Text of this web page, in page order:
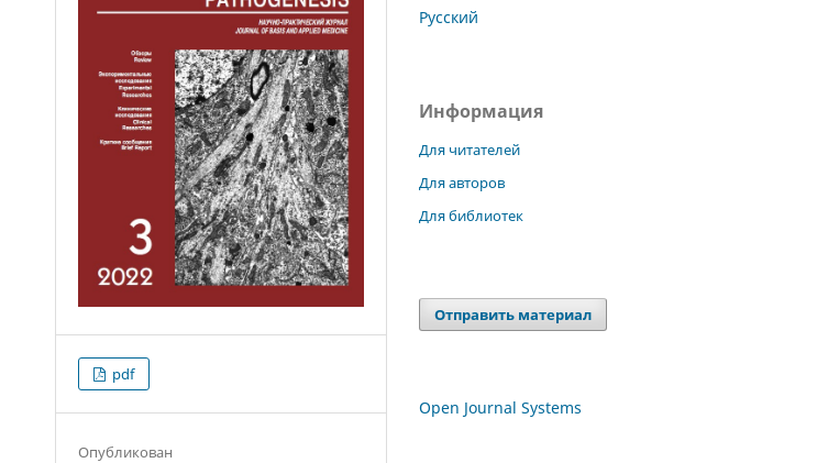
pdf
Опубликован
Русский
Информация
Для читателей
Для авторов
Для библиотек
Отправить материал
Open Journal Systems